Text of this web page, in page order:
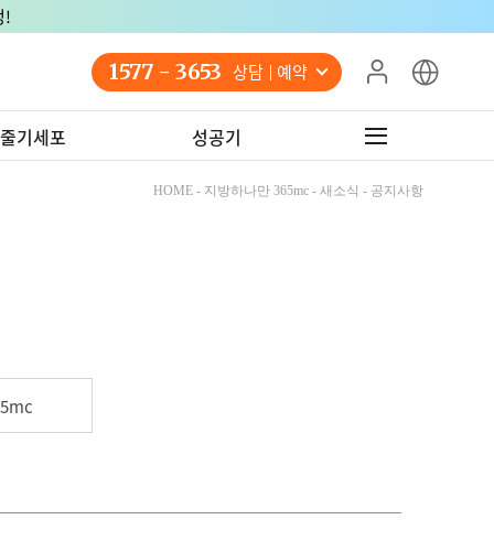
!
1577 - 3653 상담 예약
기세포 성공기
HOME - 지방하나만 365mc - 새소식 - 공지사항